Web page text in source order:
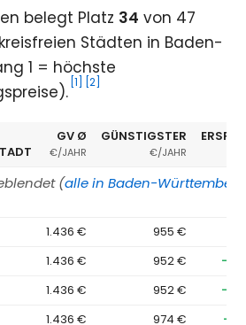
belegt Platz 34 von 47
Städten in Baden-
1 = höchste
[1] [2]
GV Ø
€/JAHR
GÜNSTIGSTER
€/JAHR
(alle in Baden-Württemberg
1.436 € 955 €
1.436 € 952 €
1.436 € 952 €
1.436 € 974 €